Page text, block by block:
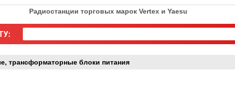
Радиостанции торговых марок Vertex и Yaesu
трансформаторные блоки питания